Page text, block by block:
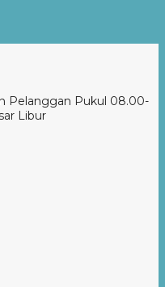
Pelanggan Pukul 08.00-
Libur